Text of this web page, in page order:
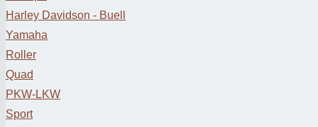
Harley Davidson - Buell
Yamaha
Roller
Quad
PKW-LKW
Sport